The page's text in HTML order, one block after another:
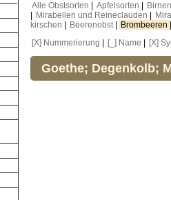
Alle Obstsorten
Apfelsorten
Mirabellen und Reineclauden
kirschen
Beerenobst Brombeeren
[X] Nummerierung
[_] Name [X]
Goethe; Degenkolb;